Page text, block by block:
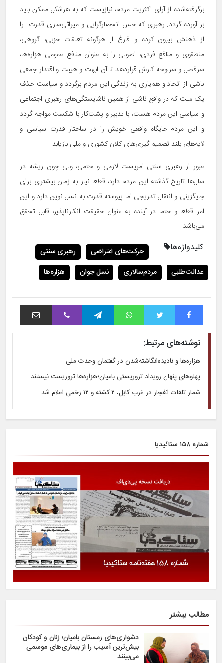
برگرفته‌شده از آرای اکثریت مردم، نیازیست که به هرشکل ممکن باید
بر آورده گردد. رهبری که حس انحصارگرایی و میراثی‌سازی قدرت را
از ذهنش بیرون کرده و فارغ از هرگونه تعلقات حزبی، گروهی،
منطقوی و منافع فردی، اصولی را به عنوان منافع عمومی هزاره‌ها،
سرفصل و سرلوحه کارش قراردهد تا آن ابهت و هیبت و اقتدار جمعی
ناشی از اتحاد و هم‌یاری به زندگی این مردم برگردد و سیاست حذف
یک ملت که در واقع ناشی از همین ناشایستگی‌های رهبری اجتماعی
و سیاسی این مردم هست، با تدبیر و پشت‌کار با شکست مواجه گردد
و این مردم جایگاه واقعی خویش را در ساختار قدرت سیاسی و
لایه‌های بلند تصمیم گیری‌های کلان کشوری و ملی بازیابد.
عبور از رهبری سنتی امریست لازمی و حتمی، ولی چون ریشه در
سال‌ها تاریخ گذشته این مردم دارد، قطعا نیاز به زمان بیشتری برای
جایگزینی و انتقال تدریجی اما پیوسته قدرت به نسل نوین دارد و این
امر قطعا و حتما در آینده به عنوان حقیقت انکارناپذیر، قابل تحقق
می‌باشد.
کلیدواژه‌ها حرکت‌های اعتراضی
رهبری سنتی
عدالت‌طلبی
مردم‌سالاری نسل جوان هزاره‌ها
فیس بوک توییتر واتس آپ تلگرام وایبر اشتراک با ایمیل
نوشته‌های مرتبط:
هزاره‌ها و نادیده‌انگاشته‌شدن در گفتمان وحدت ملی
پهلوهای پنهان رویداد تروریستی بامیان؛هزاره‌ها تروریست نیستند
شمار تلفات انفجار در غرب کابل، ۲ کشته و ۱۲ زخمی اعلام شد
شماره ۱۵۸ ستاگیدیا
مطالب بیشتر
دشواری‌های زمستان بامیان؛ زنان و کودکان
بیش‌ترین آسیب را از بیماری‌های موسمی
می‌بینند